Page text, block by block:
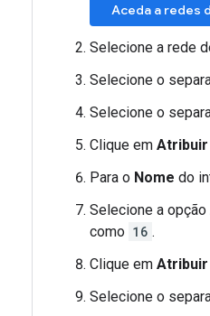
Aceda a redes
Selecione a rede
Selecione o
Selecione o
Clique em
Para o Nome do
Selecione a opção
como 16 .
Clique em Atribuir
Selecione o